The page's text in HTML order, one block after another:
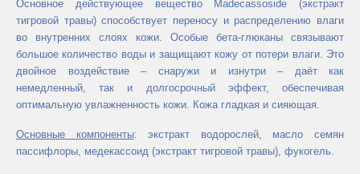
Основное действующее вещество Madecassoside (экстракт
тигровой травы) способствует переносу и распределению влаги
во внутренних слоях кожи. Особые бета-глюканы связывают
большое количество воды и защищают кожу от потери влаги. Это
двойное воздействие – снаружи и изнутри – даёт как
немедленный, так и долгосрочный эффект, обеспечивая
оптимальную увлажненность кожи. Кожа гладкая и сияющая.
Основные компоненты: экстракт водорослей, масло семян
пассифлоры, медекассоид (экстракт тигровой травы), фукогель.